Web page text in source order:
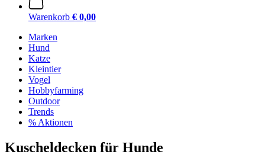
Warenkorb € 0,00
Marken
Hund
Katze
Kleintier
Vogel
Hobbyfarming
Outdoor
Trends
% Aktionen
Kuscheldecken für Hunde